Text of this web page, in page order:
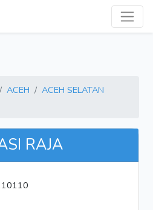
ACEH
ACEH SELATAN
RAJA